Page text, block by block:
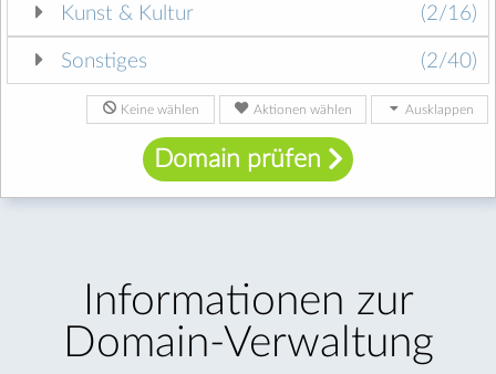
Kunst & Kultur (2/16)
Sonstiges (2/40)
Ausklappen
Aktionen wählen
Keine wählen
Domain prüfen
Informationen zur
Domain-Verwaltung